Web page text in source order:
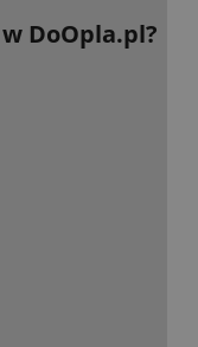
w DoOpla.pl?